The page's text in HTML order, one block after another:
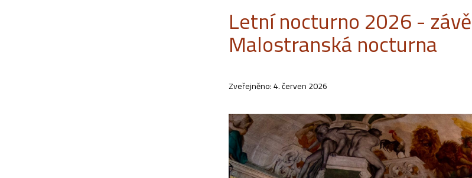
Letní nocturno 2026 -
Malostranská nocturna
Zveřejněno: 4. červen 2026